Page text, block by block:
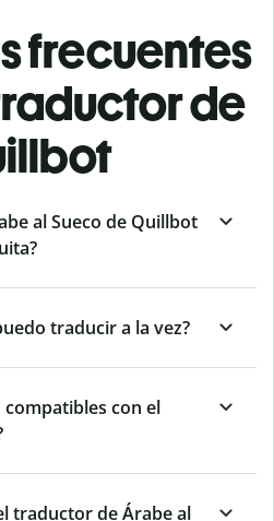
frecuentes
de
al Sueco de Quillbot
traducir a la vez?
compatibles con el
traductor de Árabe al